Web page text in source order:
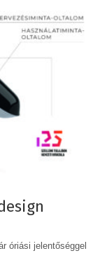
óriási jelentőséggel